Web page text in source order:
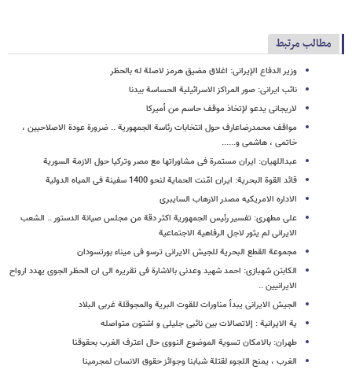
مطالب مرتبط
وزیر الدفاع الإیرانی: اغلاق مضیق هرمز لاصلة له بالحظر
نائب ایرانی: صور المراکز الاسرائیلیة الحساسة بیدنا
لاریجانی یدعو لإتخاذ موقف حاسم من أمیرکا
مواقف محمدرضاعارف حول انتخابات رئاسة الجمهوریة .. ضرورة عودة الاصلاحیین ،
خاتمی ، هاشمی و......
عبداللهیان: ایران مستمرة فی مشاوراتها مع مصر وترکیا حول الازمة السوریة
قائد القوة البحریة: ایران امّنت الحمایة لنحو 1400 سفینة فی المیاه الدولیة
الاداره الامریکیه مصدر الارهاب السایبری
علی مطهری: تفسیر رئیس الجمهوریة اکثر دقة من مجلس صیانة الدستور .. الشعب
الایرانی لم یثور لاجل الرفاهیة الاجتماعیة
مجموعة القطع البحریة للجیش الایرانی ترسو فی میناء بورتسودان
الکابتن شهبازی: احمد شهید وعدنی بالاشارة فی تقریره الى ان الحظر الجوی یهدد ارواح
الایرانیین ..
الجیش الایرانی یبدأ مناورات للقوت البریة والمجوقلة غربی البلاد
یة الایرانیة : إلاتصالات بین نائبی جلیلی و اشتون متواصله
طهران: بالامکان تسویة الموضوع النووی حال اعترف الغرب بحقوقنا
الغرب ، یمنح اللجوء لقتلة شبابنا وجوائز حقوق الانسان لمجرمینا